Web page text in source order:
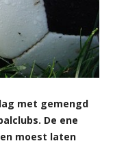
met gemengd
De ene
moest laten